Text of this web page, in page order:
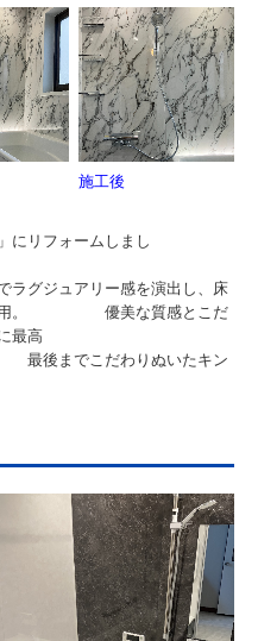
施工後
にリフォームしまし
アリー感を演出し、床
採用。 優美な質感とこだ
最高
わりぬいたキン